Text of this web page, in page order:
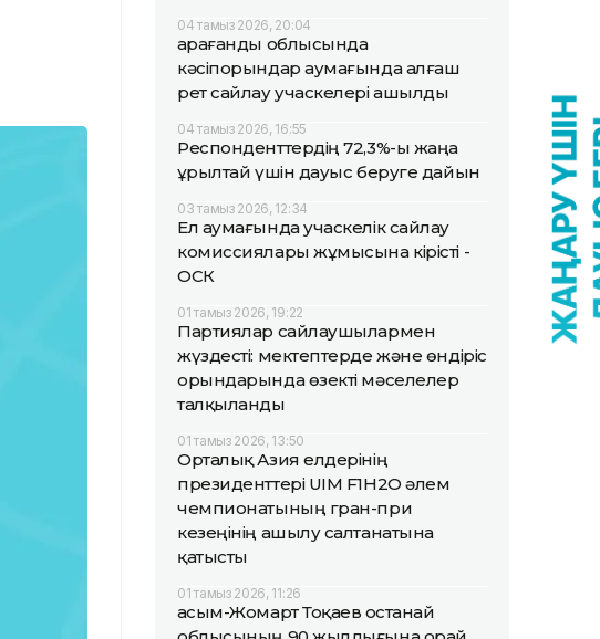
04 тамыз 2026, 20:04
Қарағанды облысында
кәсіпорындар аумағында алғаш
рет сайлау учаскелері ашылды
04 тамыз 2026, 16:55
Респонденттердің 72,3%-ы жаңа
Құрылтай үшін дауыс беруге дайын
03 тамыз 2026, 12:34
Ел аумағында учаскелік сайлау
комиссиялары жұмысына кірісті -
ОСК
01 тамыз 2026, 19:22
Партиялар сайлаушылармен
жүздесті: мектептерде және өндіріс
орындарында өзекті мәселелер
талқыланды
01 тамыз 2026, 13:50
Орталық Азия елдерінің
президенттері UIM F1H2O әлем
чемпионатының гран-при
кезеңінің ашылу салтанатына
қатысты
01 тамыз 2026, 11:26
Қасым-Жомарт Тоқаев Қостанай